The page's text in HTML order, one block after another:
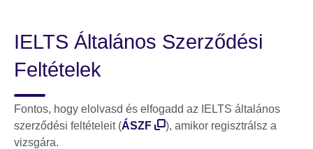
IELTS Általános Szerződési
Feltételek
Fontos, hogy elolvasd és elfogadd az IELTS általános
szerződési feltételeit (ÁSZF
), amikor regisztrálsz a
vizsgára.